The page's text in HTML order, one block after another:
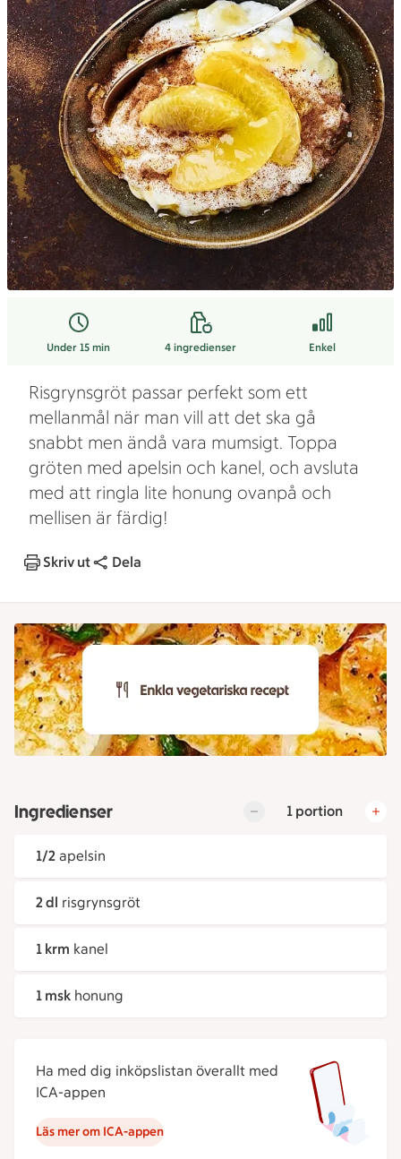
Under 15 min 4 ingredienser Enkel
Risgrynsgröt passar perfekt som ett
mellanmål när man vill att det ska gå
snabbt men ändå vara mumsigt. Toppa
gröten med apelsin och kanel, och avsluta
med att ringla lite honung ovanpå och
mellisen är färdig!
Skriv ut Dela
Ingredienser 1 portion
1/2 apelsin
2 dl risgrynsgröt
1 krm kanel
1 msk honung
Ha med dig inköpslistan överallt med
ICA-appen
Läs mer om ICA-appen